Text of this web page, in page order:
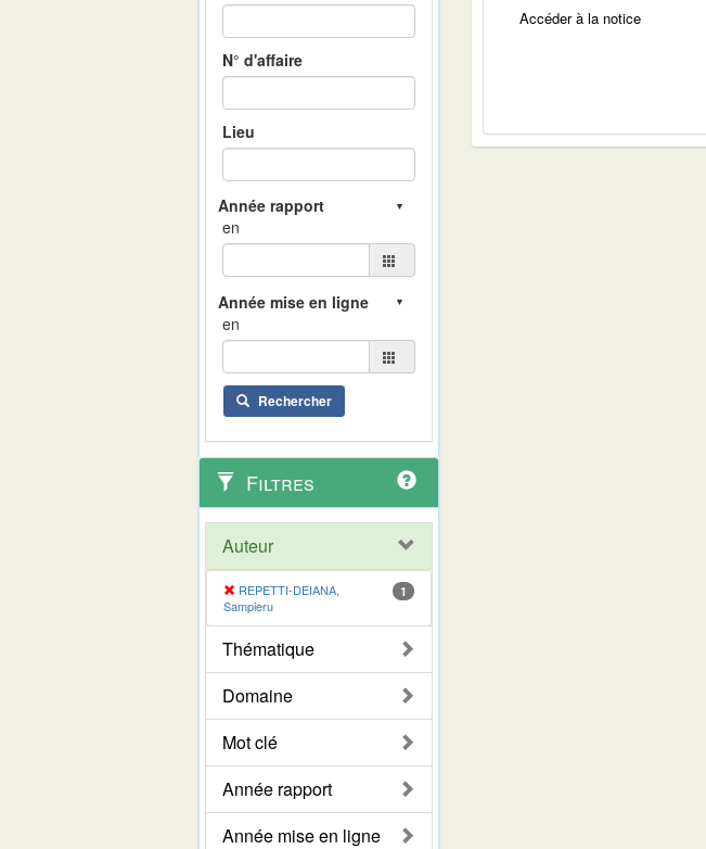
N° d'affaire
Lieu
en
en
Rechercher
Filtres
Auteur
REPETTI-DEIANA,
Sampieru
1
Thématique
Domaine
Mot clé
Année rapport
Année mise en ligne
Accéder à la notice